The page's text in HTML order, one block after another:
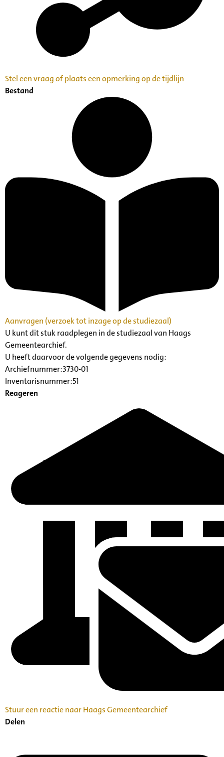
Stel een vraag of plaats een opmerking op de tijdlijn
Bestand
Aanvragen (verzoek tot inzage op de studiezaal)
U kunt dit stuk raadplegen in de studiezaal van Haags
Gemeentearchief.
U heeft daarvoor de volgende gegevens nodig:
Archiefnummer:3730-01
Inventarisnummer:51
Reageren
Stuur een reactie naar Haags Gemeentearchief
Delen